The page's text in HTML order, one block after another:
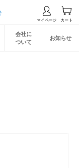
会社に
ついて
お知らせ